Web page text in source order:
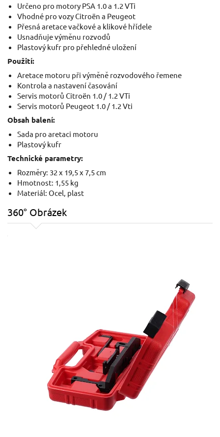
Určeno pro motory PSA 1.0 a 1.2 VTi
Vhodné pro vozy Citroën a Peugeot
Přesná aretace vačkové a klikové hřídele
Usnadňuje výměnu rozvodů
Plastový kufr pro přehledné uložení
Použití:
Aretace motoru při výměně rozvodového řemene
Kontrola a nastavení časování
Servis motorů Citroën 1.0 / 1.2 VTi
Servis motorů Peugeot 1.0 / 1.2 Vti
Obsah balení:
Sada pro aretaci motoru
Plastový kufr
Technické parametry:
Rozměry: 32 x 19,5 x 7,5 cm
Hmotnost: 1,55 kg
Materiál: Ocel, plast
360° Obrázek